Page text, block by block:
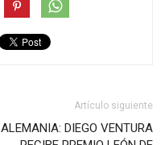
Artículo siguiente
ALEMANIA: DIEGO VENTURA